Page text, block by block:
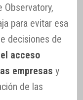
Observatory,
para evitar esa
decisiones de
acceso
empresas y
de las